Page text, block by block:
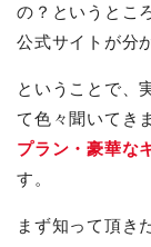
の？というとこ
公式サイトが分
ということで、
て色々聞いてき
プラン・豪華な
す。
まず知って頂き